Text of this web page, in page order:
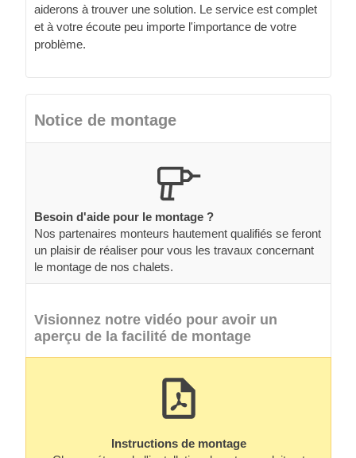
aiderons à trouver une solution. Le service est complet
et à votre écoute peu importe l'importance de votre
problème.
Notice de montage
Besoin d'aide pour le montage ?
Nos partenaires monteurs hautement qualifiés se feront
un plaisir de réaliser pour vous les travaux concernant
le montage de nos chalets.
Visionnez notre vidéo pour avoir un
aperçu de la facilité de montage
Instructions de montage